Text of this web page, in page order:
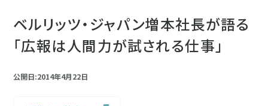
ベルリッツ・ジャパン増本社長が語る
「広報は人間力が試される仕事」
公開日:2014年4月22日